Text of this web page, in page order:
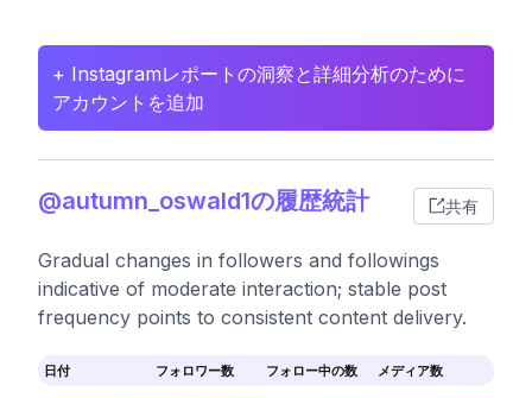
+ Instagramレポートの洞察と詳細分析のために
アカウントを追加
@autumn_oswald1の履歴統計 共有
Gradual changes in followers and followings
indicative of moderate interaction; stable post
frequency points to consistent content delivery.
日付 フォロワー数 フォロー中の数 メディア数